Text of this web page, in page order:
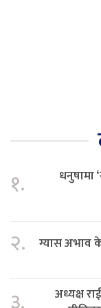
१.
२. ग्यास अभाव
अध्यक्ष